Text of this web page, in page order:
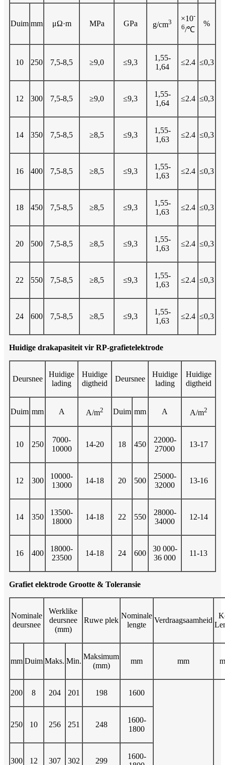
Duim mm μΩ·m MPa GPa g/cm3 ×10-
6/℃
%
10 250 7,5-8,5 ≥9,0 ≤9,3
1,55-
1,64
≤2.4 ≤0,3
12 300 7,5-8,5 ≥9,0 ≤9,3
1,55-
1,64
≤2.4 ≤0,3
14 350 7,5-8,5 ≥8,5 ≤9,3
1,55-
1,63
≤2.4 ≤0,3
16 400 7,5-8,5 ≥8,5 ≤9,3
1,55-
1,63
≤2.4 ≤0,3
18 450 7,5-8,5 ≥8,5 ≤9,3
1,55-
1,63
≤2.4 ≤0,3
20 500 7,5-8,5 ≥8,5 ≤9,3
1,55-
1,63
≤2.4 ≤0,3
22 550 7,5-8,5 ≥8,5 ≤9,3
1,55-
1,63
≤2.4 ≤0,3
24 600 7,5-8,5 ≥8,5 ≤9,3
1,55-
1,63
≤2.4 ≤0,3
Huidige drakapasiteit vir RP-grafietelektrode
Deursnee
Huidige
lading
Huidige
digtheid
Deursnee
Huidige
lading
Huidige
digtheid
Duim mm A A/m2 Duim mm A A/m2
10 250
7000-
10000
14-20 18 450
22000-
27000
13-17
12 300
10000-
13000
14-18 20 500
25000-
32000
13-16
14 350
13500-
18000
14-18 22 550
28000-
34000
12-14
16 400
18000-
23500
14-18 24 600
30 000-
36 000
11-13
Grafiet elektrode Grootte & Toleransie
Nominale
deursnee
Werklike
deursnee
(mm)
Ruwe plek
Nominale
lengte
Verdraagsaamheid
mm Duim Maks. Min.
Maksimum
(mm)
mm mm
200 8 204 201 198 1600
250 10 256 251 248
1600-
1800
300 12 307 302 299
1600-